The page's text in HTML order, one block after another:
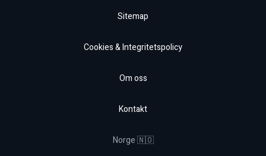
Sitemap
Cookies & Integritetspolicy
Om oss
Kontakt
Norge 🇳🇴